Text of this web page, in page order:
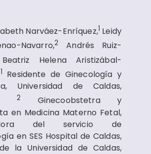
Narváez-Enríquez,1 Leidy
Navarro,2
Andrés Ruiz-
Helena Aristizábal-
1 Residente de Ginecología y
Universidad de Caldas,
2 Ginecoobstetra y
en Medicina Materno Fetal,
del servicio de
en SES Hospital de Caldas,
la Universidad de Caldas,